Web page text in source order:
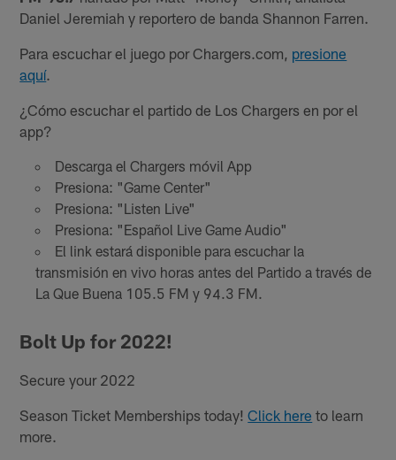
Daniel Jeremiah y reportero de banda Shannon Farren.
Para escuchar el juego por Chargers.com, presione
aquí.
¿Cómo escuchar el partido de Los Chargers en por el
app?
Descarga el Chargers móvil App
Presiona: "Game Center"
Presiona: "Listen Live"
Presiona: "Español Live Game Audio"
El link estará disponible para escuchar la
transmisión en vivo horas antes del Partido a través de
La Que Buena 105.5 FM y 94.3 FM.
Bolt Up for 2022!
Secure your 2022
Season Ticket Memberships today!Click here to learn
more.